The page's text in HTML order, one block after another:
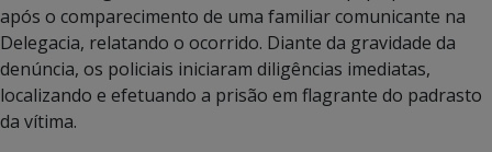
após o comparecimento de uma familiar comunicante na
Delegacia, relatando o ocorrido. Diante da gravidade da
denúncia, os policiais iniciaram diligências imediatas,
localizando e efetuando a prisão em flagrante do padrasto
da vítima.